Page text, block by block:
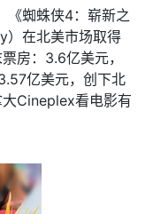
《蜘蛛侠4：崭新之
在北美市场取得
房：3.6亿美元，
亿美元，创下北
Cineplex看电影有